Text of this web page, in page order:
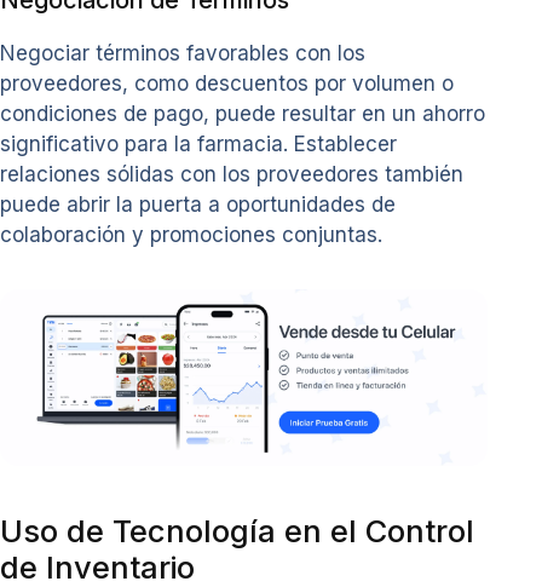
Negociar términos favorables con los
proveedores, como descuentos por volumen o
condiciones de pago, puede resultar en un ahorro
significativo para la farmacia. Establecer
relaciones sólidas con los proveedores también
puede abrir la puerta a oportunidades de
colaboración y promociones conjuntas.
Uso de Tecnología en el Control
de Inventario